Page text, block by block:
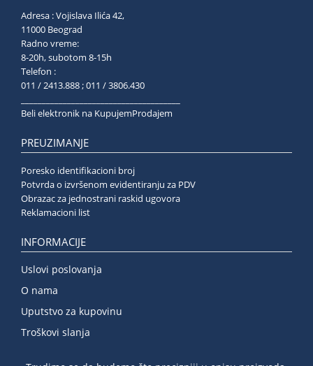
Adresa : Vojislava Ilića 42,
11000 Beograd
Radno vreme:
8-20h, subotom 8-15h
Telefon :
011 / 2413.888 ; 011 / 3806.430
Beli elektronik na KupujemProdajem
PREUZIMANJE
Poresko identifikacioni broj
Potvrda o izvršenom evidentiranju za PDV
Obrazac za jednostrani raskid ugovora
Reklamacioni list
INFORMACIJE
Uslovi poslovanja
O nama
Uputstvo za kupovinu
Troškovi slanja